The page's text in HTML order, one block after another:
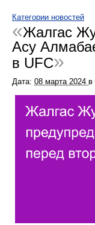
Категории новостей
Жалгас
Асу
в UFC
Дата: 08 марта 2024 в